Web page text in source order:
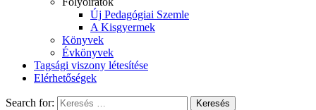
Új Pedagógiai Szemle
A Kisgyermek
Könyvek
Évkönyvek
Tagsági viszony létesítése
Elérhetőségek
Search for: